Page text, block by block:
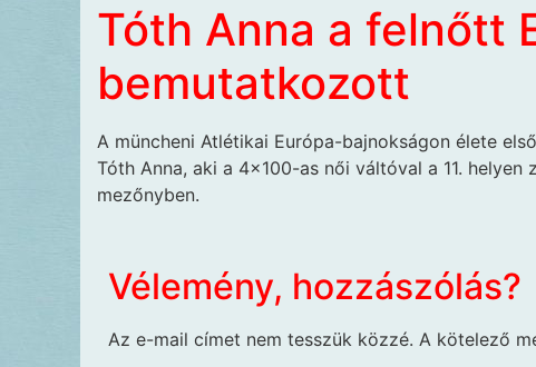
Tóth Anna a felnőtt
bemutatkozott
A müncheni Atlétikai Európa-bajnokságon élete
Tóth Anna, aki a 4×100-as női váltóval a 11.
mezőnyben.
Vélemény, hozzászólás?
Az e-mail címet nem tesszük közzé. A kötelező